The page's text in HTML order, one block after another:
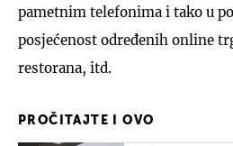
pametnim telefonima i tako u
posjećenost određenih online
restorana, itd.
PROČITAJTE I OVO